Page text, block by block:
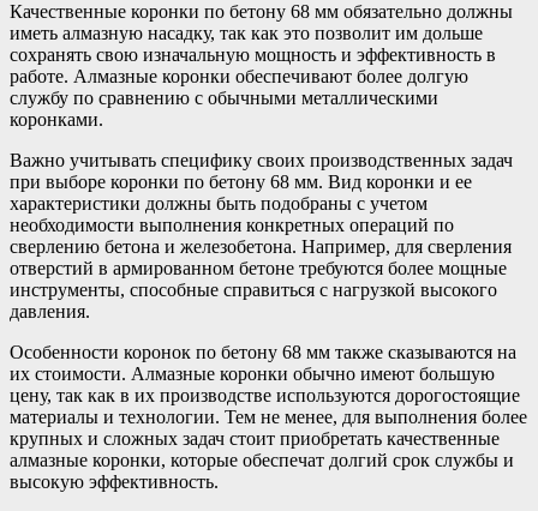
Качественные коронки по бетону 68 мм обязательно должны
иметь алмазную насадку, так как это позволит им дольше
сохранять свою изначальную мощность и эффективность в
работе. Алмазные коронки обеспечивают более долгую
службу по сравнению с обычными металлическими
коронками.
Важно учитывать специфику своих производственных задач
при выборе коронки по бетону 68 мм. Вид коронки и ее
характеристики должны быть подобраны с учетом
необходимости выполнения конкретных операций по
сверлению бетона и железобетона. Например, для сверления
отверстий в армированном бетоне требуются более мощные
инструменты, способные справиться с нагрузкой высокого
давления.
Особенности коронок по бетону 68 мм также сказываются на
их стоимости. Алмазные коронки обычно имеют большую
цену, так как в их производстве используются дорогостоящие
материалы и технологии. Тем не менее, для выполнения более
крупных и сложных задач стоит приобретать качественные
алмазные коронки, которые обеспечат долгий срок службы и
высокую эффективность.